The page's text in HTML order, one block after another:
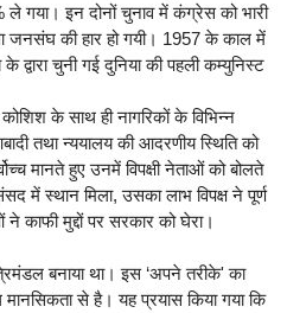
गया। इन दोनों चुनाव में कंग्रेस को भारी
जनसंघ की हार हो गयी। 1957 के काल में
द्वारा चुनी गई दुनिया की पहली कम्युनिस्ट
के साथ ही नागरिकों के विभिन्न
तथा न्ययालय की आदरणीय स्थिति को
मानते हुए उनमें विपक्षी नेताओं को बोलते
में स्थान मिला, उसका लाभ विपक्ष ने पूर्ण
मुद्दों पर सरकार को घेरा।
बनाया था। इस ‘अपने तरीके' का
से है। यह प्रयास किया गया कि